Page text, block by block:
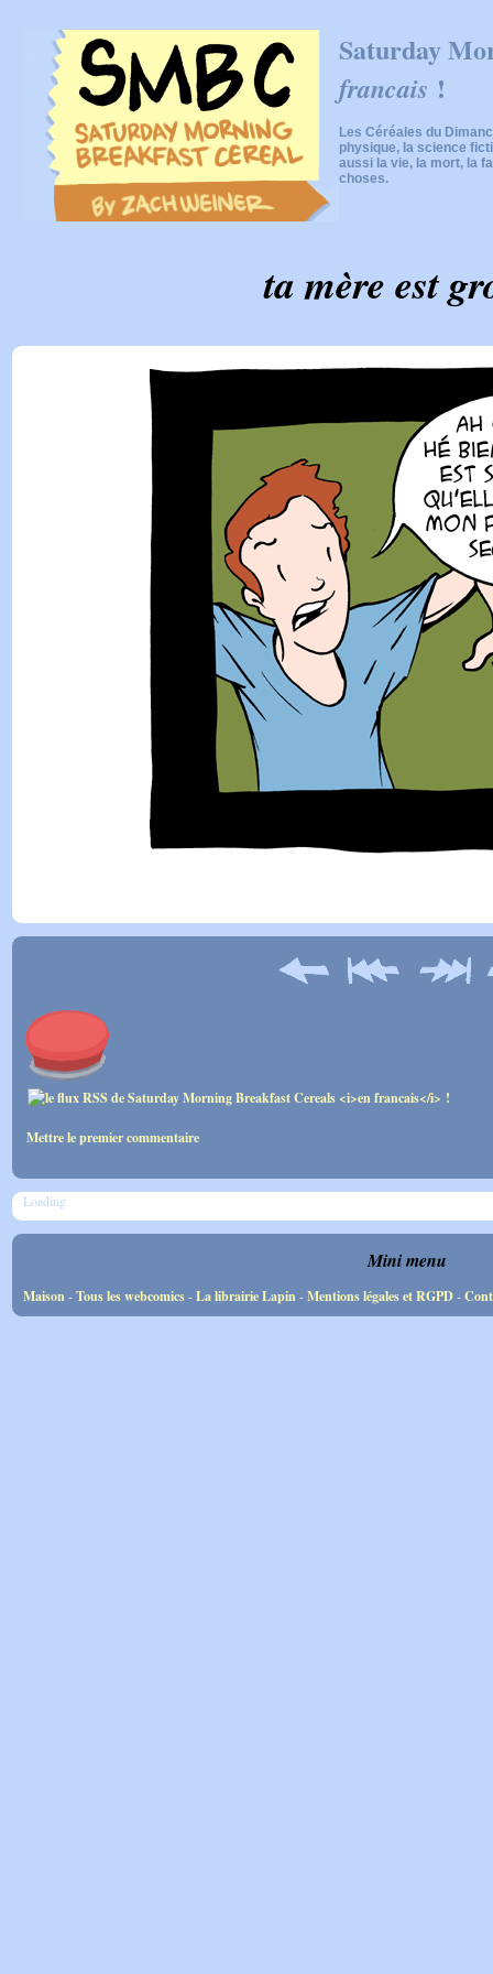
Saturday
francais !
Les Céréales du
physique, la science
aussi la vie, la mort, la
choses.
ta mère est
Mettre le premier commentaire
Loading
Mini menu
Maison-Tous les webcomics-La librairie Lapin-Mentions légales et RGPD-